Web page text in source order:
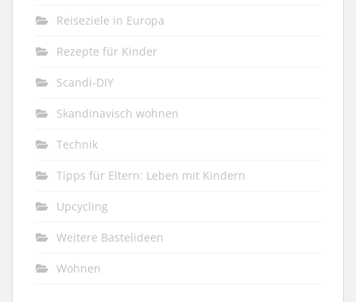
Reiseziele in Europa
Rezepte für Kinder
Scandi-DIY
Skandinavisch wohnen
Technik
Tipps für Eltern: Leben mit Kindern
Upcycling
Weitere Bastelideen
Wohnen